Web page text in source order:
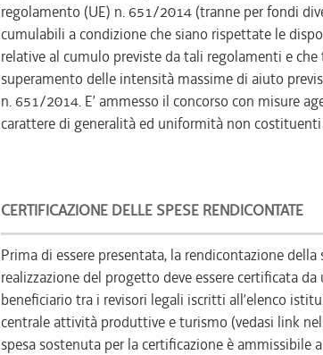
regolamento (UE) n. 651/2014 (tranne per fondi
cumulabili a condizione che siano rispettate le
relative al cumulo previste da tali regolamenti e
superamento delle intensità massime di aiuto
n. 651/2014. E’ ammesso il concorso con misure
carattere di generalità ed uniformità non
CERTIFICAZIONE DELLE SPESE RENDICONTATE
Prima di essere presentata, la rendicontazione della
realizzazione del progetto deve essere certificata
beneficiario tra i revisori legali iscritti all’elenco
centrale attività produttive e turismo (vedasi link
spesa sostenuta per la certificazione è ammissibile